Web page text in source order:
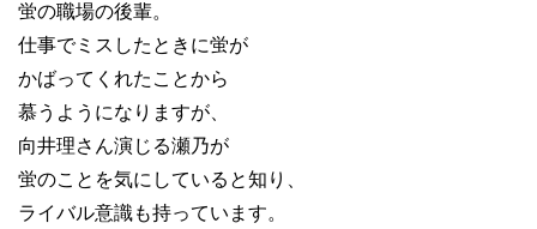
蛍の職場の後輩。
仕事でミスしたときに蛍が
かばってくれたことから
慕うようになりますが、
向井理さん演じる瀬乃が
蛍のことを気にしていると知り、
ライバル意識も持っています。